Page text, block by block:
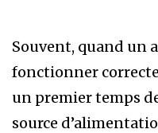
Souvent, quand un
fonctionner
un premier temps
source